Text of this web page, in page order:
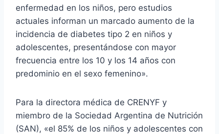
enfermedad en los niños, pero estudios
actuales informan un marcado aumento de la
incidencia de diabetes tipo 2 en niños y
adolescentes, presentándose con mayor
frecuencia entre los 10 y los 14 años con
predominio en el sexo femenino».
Para la directora médica de CRENYF y
miembro de la Sociedad Argentina de Nutrición
(SAN), «el 85% de los niños y adolescentes con